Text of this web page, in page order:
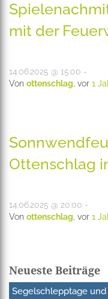
mit der
14.06.2025 @ 15:00 -
Von ottenschlag , vor 1
Ottenschlag
14.06.2025 @ 20:00 -
Von ottenschlag , vor 1
Neueste Beiträge
Segelschlepptage